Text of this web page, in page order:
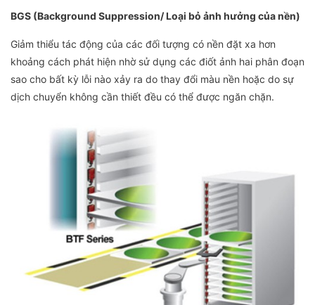
BGS (Background Suppression/ Loại bỏ ảnh hưởng của nền)
Giảm thiểu tác động của các đối tượng có nền đặt xa hơn
khoảng cách phát hiện nhờ sử dụng các điốt ảnh hai phân đoạn
sao cho bất kỳ lỗi nào xảy ra do thay đổi màu nền hoặc do sự
dịch chuyển không cần thiết đều có thể được ngăn chặn.